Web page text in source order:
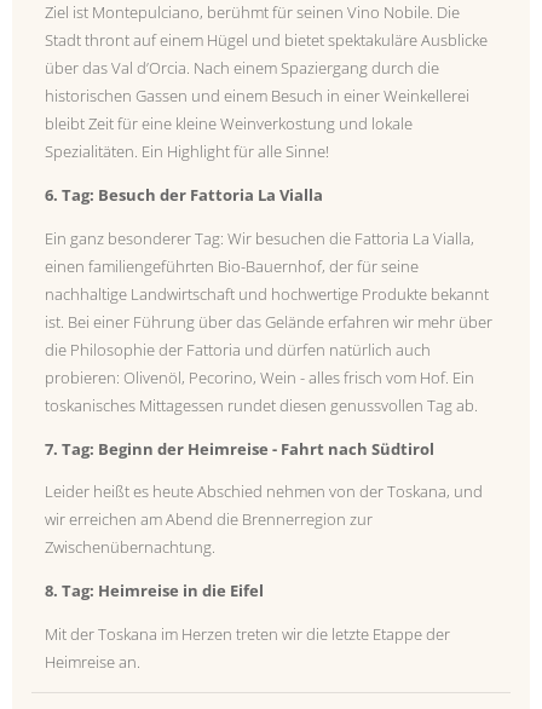
Ziel ist Montepulciano, berühmt für seinen Vino Nobile. Die
Stadt thront auf einem Hügel und bietet spektakuläre Ausblicke
über das Val d’Orcia. Nach einem Spaziergang durch die
historischen Gassen und einem Besuch in einer Weinkellerei
bleibt Zeit für eine kleine Weinverkostung und lokale
Spezialitäten. Ein Highlight für alle Sinne!
6. Tag: Besuch der Fattoria La Vialla
Ein ganz besonderer Tag: Wir besuchen die Fattoria La Vialla,
einen familiengeführten Bio-Bauernhof, der für seine
nachhaltige Landwirtschaft und hochwertige Produkte bekannt
ist. Bei einer Führung über das Gelände erfahren wir mehr über
die Philosophie der Fattoria und dürfen natürlich auch
probieren: Olivenöl, Pecorino, Wein - alles frisch vom Hof. Ein
toskanisches Mittagessen rundet diesen genussvollen Tag ab.
7. Tag: Beginn der Heimreise - Fahrt nach Südtirol
Leider heißt es heute Abschied nehmen von der Toskana, und
wir erreichen am Abend die Brennerregion zur
Zwischenübernachtung.
8. Tag: Heimreise in die Eifel
Mit der Toskana im Herzen treten wir die letzte Etappe der
Heimreise an.